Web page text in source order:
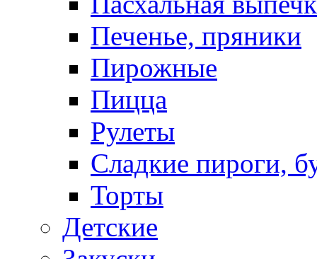
Печенье, пряники
Пирожные
Пицца
Рулеты
Сладкие пироги,
Торты
Детские